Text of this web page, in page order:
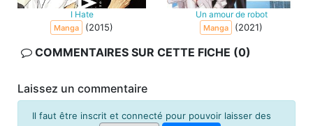
I Hate
Manga (2015)
Un amour de robot
Manga (2021)
COMMENTAIRES SUR CETTE FICHE (0)
Laissez un commentaire
Il faut être inscrit et connecté pour pouvoir laisser des